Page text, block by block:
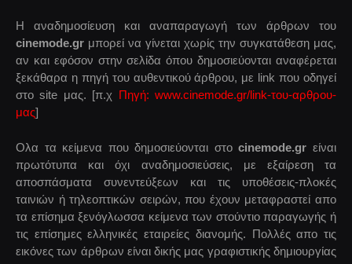
Η αναδημοσίευση και αναπαραγωγή των άρθρων του
cinemode.gr μπορεί να γίνεται χωρίς την συγκατάθεση μας,
αν και εφόσον στην σελίδα όπου δημοσιεύονται αναφέρεται
ξεκάθαρα η πηγή του αυθεντικού άρθρου, με link που οδηγεί
στο site μας. [π.χ Πηγή: www.cinemode.gr/link-του-αρθρου-
μας]
Ολα τα κείμενα που δημοσιεύονται στοcinemode.gr είναι
πρωτότυπα και όχι αναδημοσιεύσεις, με εξαίρεση τα
αποσπάσματα συνεντεύξεων και τις υποθέσεις-πλοκές
ταινιών ή τηλεοπτικών σειρών, που έχουν μεταφραστεί απο
τα επίσημα ξενόγλωσσα κείμενα των στούντιο παραγωγής ή
τις επίσημες ελληνικές εταιρείες διανομής. Πολλές απο τις
εικόνες των άρθρων είναι δικής μας γραφιστικής δημιουργίας